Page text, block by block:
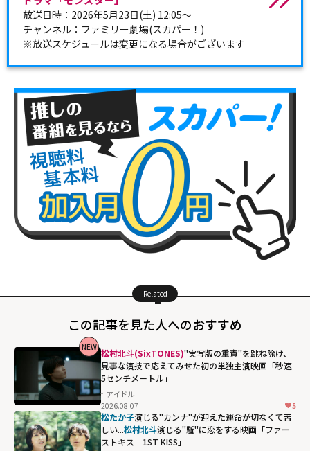
放送日時：2026年5月23日(土) 12:05～
チャンネル：ファミリー劇場(スカパー！)
※放送スケジュールは変更になる場合がございます
Related
この記事を見た人へのおすすめ
松村北斗(SixTONES)"実写版の重責"を跳ね除け、
見事な演技で応えてみせた初の単独主演映画「秒速
5センチメートル」
アイドル
2026.08.07
5
NEW
松たか子演じる"カンナ"が迎えた運命が切なくて苦
しい...松村北斗演じる"駈"に恋をする映画「ファー
ストキス 1ST KISS」